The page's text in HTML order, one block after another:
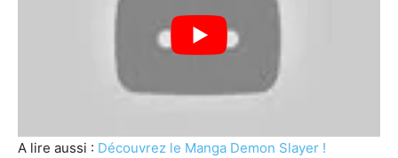
A lire aussi : Découvrez le Manga Demon Slayer !